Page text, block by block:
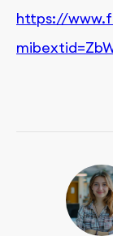
https://